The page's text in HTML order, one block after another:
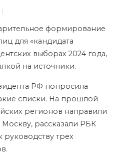
формирование
для «кандидата
выборах 2024 года,
на источники.
РФ попросила
списки. На прошлой
регионов направили
рассказали РБК
руководству трех